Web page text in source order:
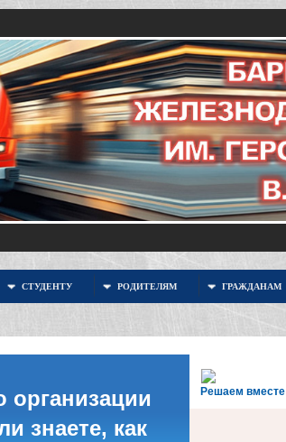
СТУДЕНТУ РОДИТЕЛЯМ ГРАЖДАНАМ
Решаем вместе
организации
знаете, как